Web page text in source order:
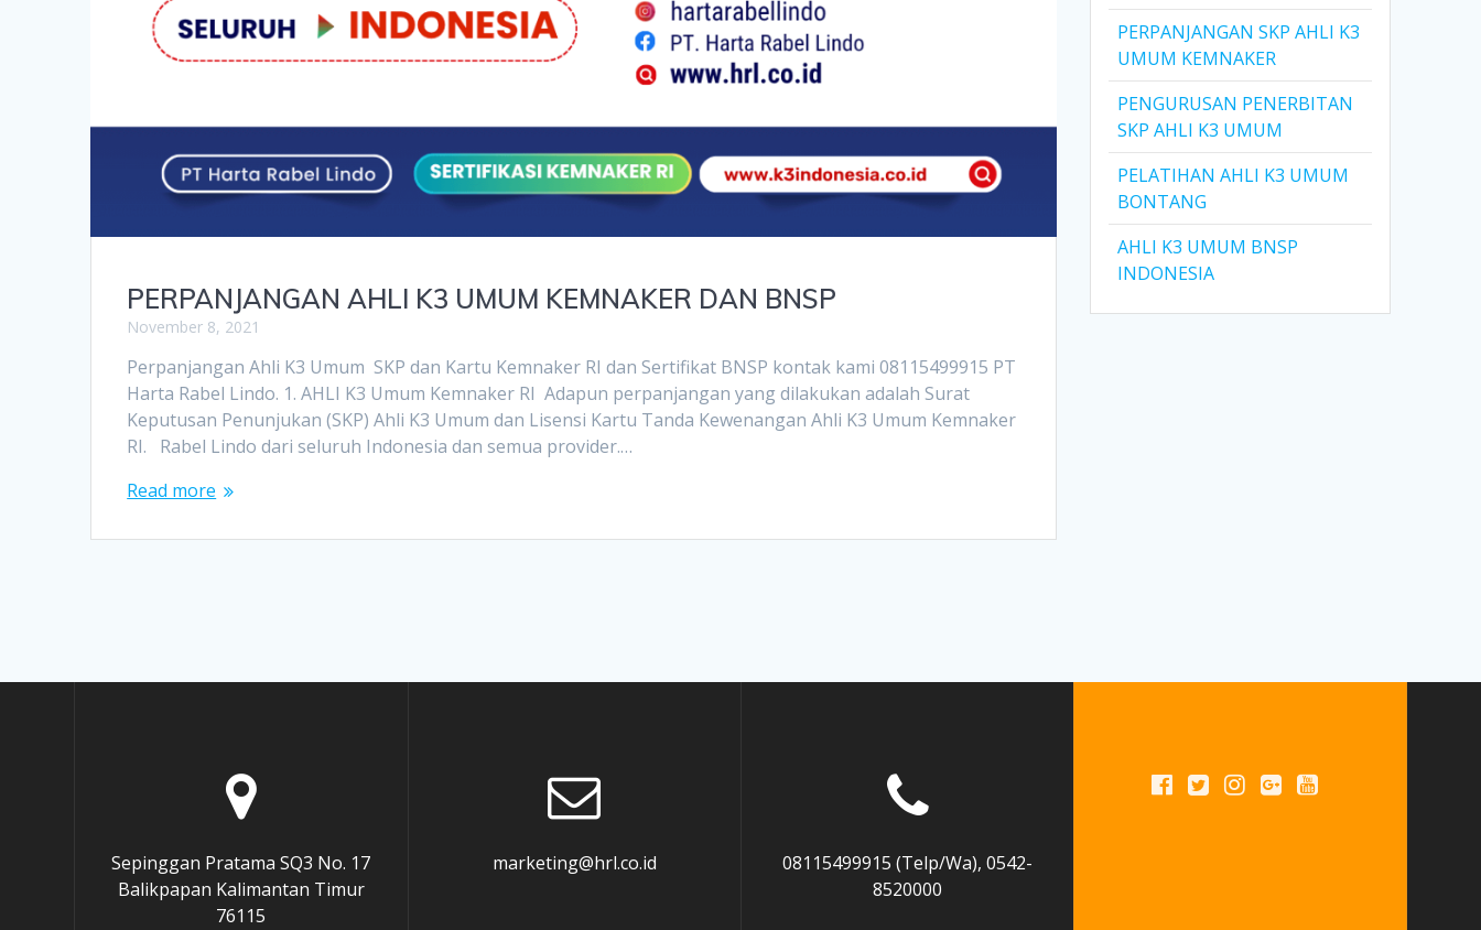
PERPANJANGAN AHLI K3 UMUM KEMNAKER DAN BNSP
November 8, 2021
Perpanjangan Ahli K3 Umum SKP dan Kartu Kemnaker RI dan Sertifikat BNSP kontak kami 08115499915 PT
Harta Rabel Lindo. 1. AHLI K3 Umum Kemnaker RI Adapun perpanjangan yang dilakukan adalah Surat
Keputusan Penunjukan (SKP) Ahli K3 Umum dan Lisensi Kartu Tanda Kewenangan Ahli K3 Umum Kemnaker
RI. Rabel Lindo dari seluruh Indonesia dan semua provider.…
Read more
PERPANJANGAN SKP AHLI K3
UMUM KEMNAKER
PENGURUSAN PENERBITAN
SKP AHLI K3 UMUM
PELATIHAN AHLI K3 UMUM
BONTANG
AHLI K3 UMUM BNSP
INDONESIA
Sepinggan Pratama SQ3 No. 17
Balikpapan Kalimantan Timur
76115
marketing@hrl.co.id
08115499915 (Telp/Wa), 0542-
8520000